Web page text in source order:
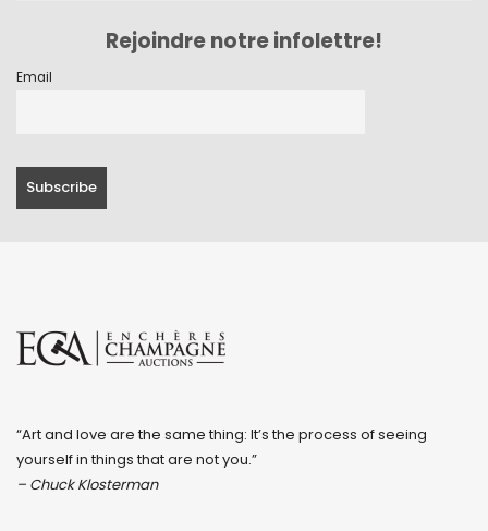
Rejoindre notre infolettre!
Email
“Art and love are the same thing: It’s the process of seeing
yourself in things that are not you.”
– Chuck Klosterman